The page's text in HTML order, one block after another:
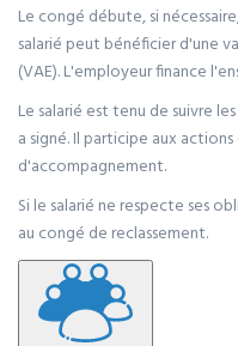
Le congé débute, si
salarié peut bénéficier d'une
(VAE). L'employeur finance
Le salarié est tenu de suivre
a signé. Il participe aux
d'accompagnement.
Si le salarié ne respecte ses
au congé de reclassement.